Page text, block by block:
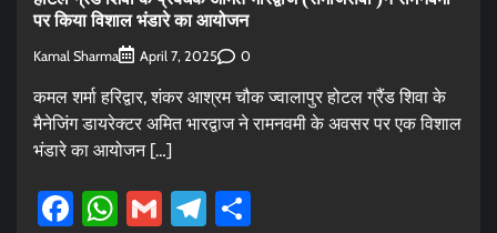
पर किया विशाल भंडारे का आयोजन
Kamal Sharma April 7, 2025 0
कमल शर्मा हरिद्वार, शंकर आश्रम चौक ज्वालापुर होटल ग्रैंड शिवा के
मैनेजिंग डायरेक्टर अमित भारद्वाज ने रामनवमी के अवसर पर एक विशाल
भंडारे का आयोजन […]
Facebook
WhatsApp
GmailTelegram